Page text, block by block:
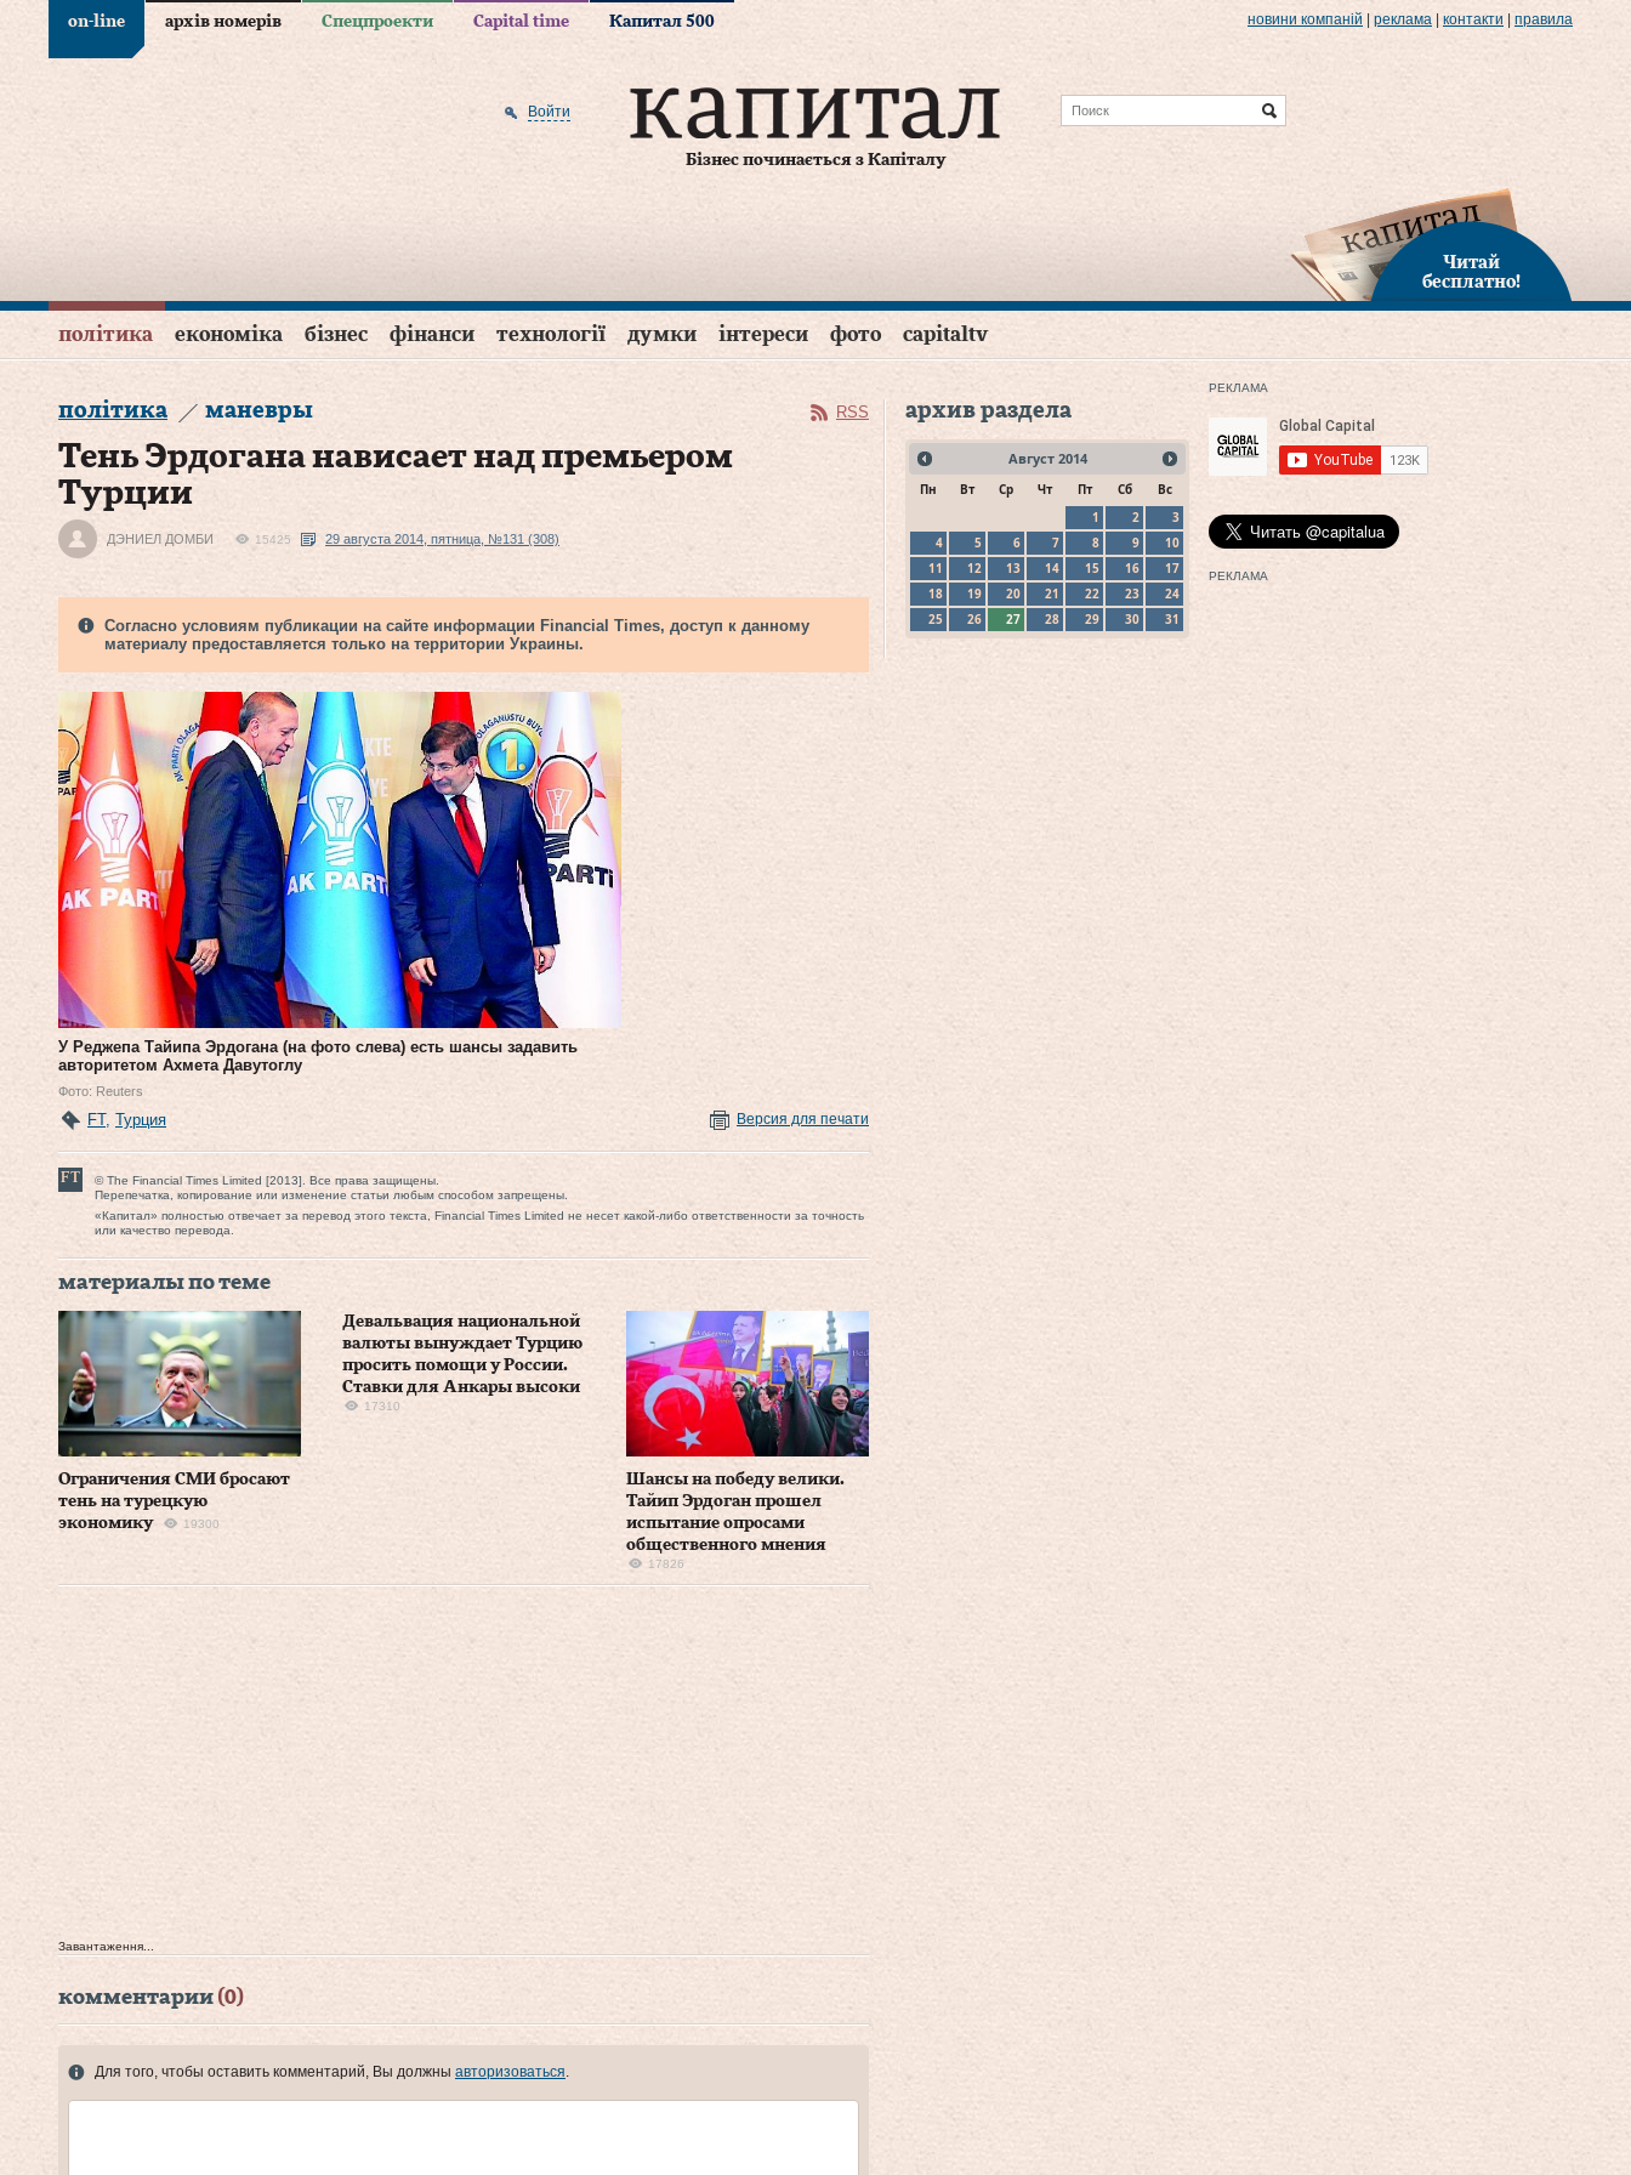
on-line архів номерів Спецпроекти Capital time Капитал 500 новини компаній реклама контакти правила
Бізнес починається з Капіталу
Войти
Читай
бесплатно!
політика економіка бізнес фінанси технології думки інтереси фото capitaltv
політика маневры RSS
Тень Эрдогана нависает над премьером
Турции
ДЭНИЕЛ ДОМБИ 15425 29 августа 2014, пятница, №131 (308)
Согласно условиям публикации на сайте информации Financial Times, доступ к данному
материалу предоставляется только на территории Украины.
У Реджепа Тайипа Эрдогана (на фото слева) есть шансы задавить
авторитетом Ахмета Давутоглу
Фото: Reuters
FT, Турция Версия для печати
© The Financial Times Limited [2013]. Все права защищены.
Перепечатка, копирование или изменение статьи любым способом запрещены.
«Капитал» полностью отвечает за перевод этого текста, Financial Times Limited не несет какой-либо ответственности за точность
или качество перевода.
материалы по теме
Ограничения СМИ бросают
тень на турецкую
экономику
19300
Девальвация национальной
валюты вынуждает Турцию
просить помощи у России.
Ставки для Анкары высоки
17310
Шансы на победу велики.
Тайип Эрдоган прошел
испытание опросами
общественного мнения
17826
Завантаження...
комментарии (0)
Для того, чтобы оставить комментарий, Вы должны авторизоваться.
архив раздела
Август 2014
Пн Вт Ср Чт Пт Сб
Вс
1
2
3
4
5 6 7 8 9
10
11
12 13 14 15 16
17
18
19 20 21 22 23
24
25
26 27 28 29 30 31
РЕКЛАМА
РЕКЛАМА